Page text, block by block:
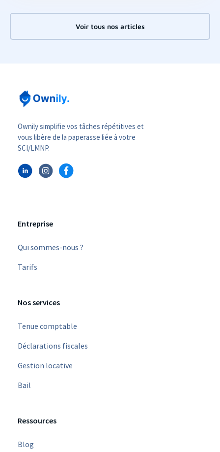
Voir tous nos articles
Ownily simplifie vos tâches répétitives et
vous libère de la paperasse liée à votre
SCI/LMNP.
Entreprise
Qui sommes-nous ?
Tarifs
Nos services
Tenue comptable
Déclarations fiscales
Gestion locative
Bail
Ressources
Blog